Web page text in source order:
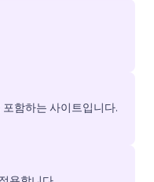
함하는 사이트입니다.